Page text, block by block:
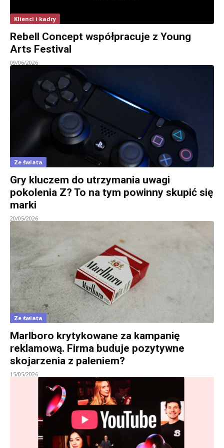
Klienci i kadry
Rebell Concept współpracuje z Young
Arts Festival
09/06/2026
Ze świata
Gry kluczem do utrzymania uwagi
pokolenia Z? To na tym powinny skupić się
marki
20/05/2026
Ze świata
Marlboro krytykowane za kampanię
reklamową. Firma buduje pozytywne
skojarzenia z paleniem?
15/05/2026